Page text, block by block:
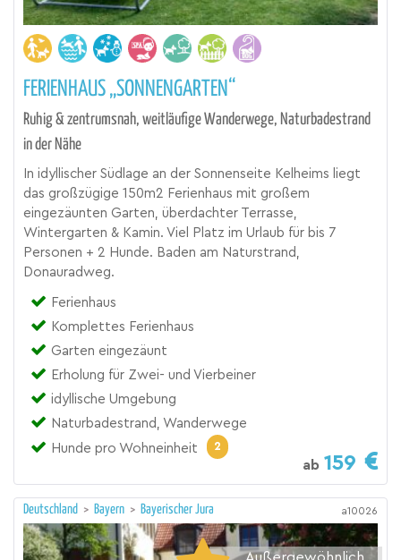
FERIENHAUS „SONNENGARTEN“
Ruhig & zentrumsnah, weitläufige Wanderwege, Naturbadestrand
in der Nähe
In idyllischer Südlage an der Sonnenseite Kelheims liegt
das großzügige 150m2 Ferienhaus mit großem
eingezäunten Garten, überdachter Terrasse,
Wintergarten & Kamin. Viel Platz im Urlaub für bis 7
Personen + 2 Hunde. Baden am Naturstrand,
Donauradweg.
Ferienhaus
Komplettes Ferienhaus
Garten eingezäunt
Erholung für Zwei- und Vierbeiner
idyllische Umgebung
Naturbadestrand, Wanderwege
Hunde pro Wohneinheit
2
ab 159
Deutschland > Bayern > Bayerischer Jura a10026